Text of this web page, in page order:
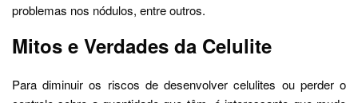
problemas nos nódulos, entre outros.
Mitos e Verdades da Celulite
Para diminuir os riscos de desenvolver celulites ou perder o